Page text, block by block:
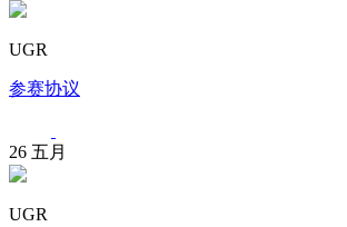
UGR
参赛协议
26 五月
UGR